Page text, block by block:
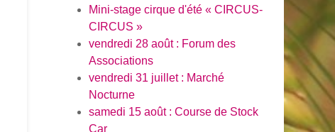
Mini-stage cirque d'été « CIRCUS-
CIRCUS »
vendredi 28 août : Forum des
Associations
vendredi 31 juillet : Marché
Nocturne
samedi 15 août : Course de Stock
Car